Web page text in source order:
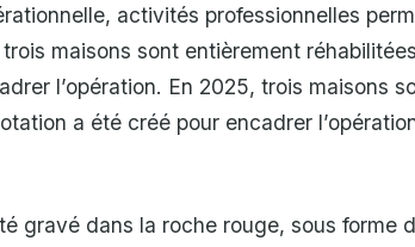
activités professionnelles
maisons sont entièrement
l’opération. En 2025, trois maisons
a été créé pour encadrer
gravé dans la roche rouge, sous forme